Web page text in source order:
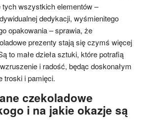
tych wszystkich elementów –
dedykacji, wyśmienitego
opakowania – sprawia, że
prezenty stają się czymś więcej
to małe dzieła sztuki, które potrafią
i radość, będąc doskonałym
troski i pamięci.
czekoladowe
i na jakie okazje są